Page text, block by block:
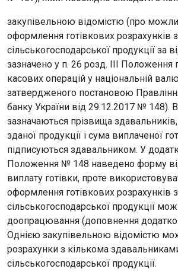
закупівельною відомістю (про
оформлення готівкових розрахунків
сільськогосподарської продукції за
зазначено у п. 26 розд. III Положення
касових операцій у національній
затвердженого постановою
банку України від 29.12.2017 № 148).
зазначаються прізвища
зданої продукції і сума виплаченої
підписуються здавальником. У
Положення № 148 наведено форму
виплату готівки, проте
оформлення готівкових розрахунків
сільськогосподарської продукції
доопрацювання (доповнення
Однією закупівельною відомістю
розрахунки з кількома
сільськогосподарської продукції.